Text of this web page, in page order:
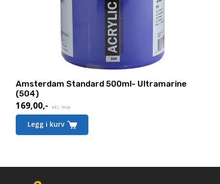
Amsterdam Standard 500ml- Ultramarine
(504)
169,00,- eks. mva.
Legg i kurv